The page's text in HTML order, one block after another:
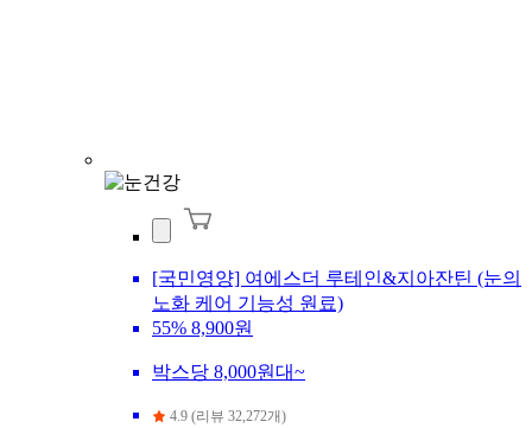
[국민영양] 여에스더 루테인&지아잔틴 (눈의
노화 케어 기능성 원료)
55% 8,900원
박스당 8,000원대~
4.9 (리뷰 32,272개)